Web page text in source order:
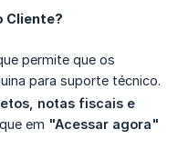
Cliente?
permite que os
para suporte técnico.
notas fiscais e
em "Acessar agora"